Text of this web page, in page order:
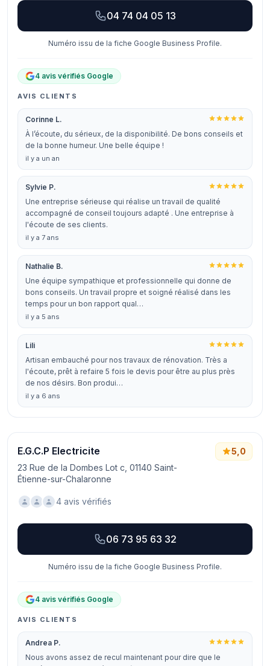
04 74 04 05 13
Numéro issu de la fiche Google Business Profile.
4 avis vérifiés Google
AVIS CLIENTS
Corinne L.
À l’écoute, du sérieux, de la disponibilité. De bons conseils et
de la bonne humeur. Une belle équipe !
il y a un an
Sylvie P.
Une entreprise sérieuse qui réalise un travail de qualité
accompagné de conseil toujours adapté . Une entreprise à
l'écoute de ses clients.
il y a 7 ans
Nathalie B.
Une équipe sympathique et professionnelle qui donne de
bons conseils. Un travail propre et soigné réalisé dans les
temps pour un bon rapport qual…
il y a 5 ans
Lili
Artisan embauché pour nos travaux de rénovation. Très a
l'écoute, prêt à refaire 5 fois le devis pour être au plus près
de nos désirs. Bon produi…
il y a 6 ans
E.G.C.P Electricite
23 Rue de la Dombes Lot c, 01140 Saint-
Étienne-sur-Chalaronne
5,0
4 avis vérifiés
06 73 95 63 32
Numéro issu de la fiche Google Business Profile.
4 avis vérifiés Google
AVIS CLIENTS
Andrea P.
Nous avons assez de recul maintenant pour dire que le